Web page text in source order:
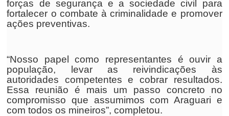
forças de segurança e a sociedade civil para
fortalecer o combate à criminalidade e promover
ações preventivas.
“Nosso papel como representantes é ouvir a
população, levar as reivindicações às
autoridades competentes e cobrar resultados.
Essa reunião é mais um passo concreto no
compromisso que assumimos com Araguari e
com todos os mineiros”, completou.